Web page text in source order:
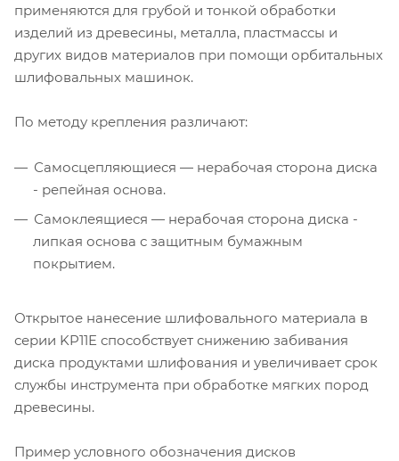
применяются для грубой и тонкой обработки
изделий из древесины, металла, пластмассы и
других видов материалов при помощи орбитальных
шлифовальных машинок.
По методу крепления различают:
Самосцепляющиеся — нерабочая сторона диска
- репейная основа.
Самоклеящиеся — нерабочая сторона диска -
липкая основа с защитным бумажным
покрытием.
Открытое нанесение шлифовального материала в
серии KP11E способствует снижению забивания
диска продуктами шлифования и увеличивает срок
службы инструмента при обработке мягких пород
древесины.
Пример условного обозначения дисков